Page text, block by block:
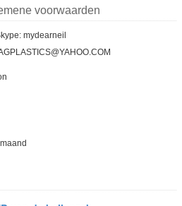
voorwaarden
mydearneil